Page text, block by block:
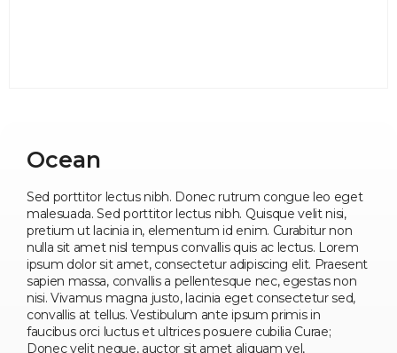
Ocean
Sed porttitor lectus nibh. Donec rutrum congue leo eget
malesuada. Sed porttitor lectus nibh. Quisque velit nisi,
pretium ut lacinia in, elementum id enim. Curabitur non
nulla sit amet nisl tempus convallis quis ac lectus. Lorem
ipsum dolor sit amet, consectetur adipiscing elit. Praesent
sapien massa, convallis a pellentesque nec, egestas non
nisi. Vivamus magna justo, lacinia eget consectetur sed,
convallis at tellus. Vestibulum ante ipsum primis in
faucibus orci luctus et ultrices posuere cubilia Curae;
Donec velit neque, auctor sit amet aliquam vel,